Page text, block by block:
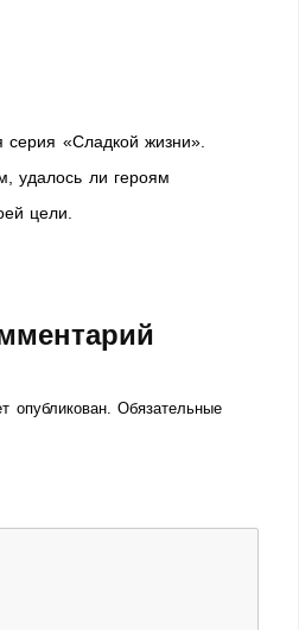
«Сладкой жизни».
удалось ли героям
цели.
опубликован. Обязательные